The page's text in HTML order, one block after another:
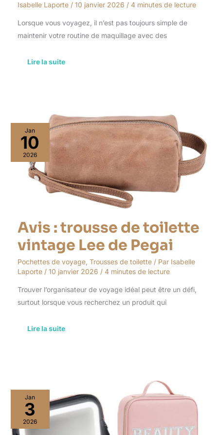
Isabelle Laporte / 10 janvier 2026 / 4 minutes de lecture
Lorsque vous voyagez, il n’est pas toujours simple de
maintenir votre routine de maquillage avec des
Lire la suite
Jan
10
2026
Avis : trousse de toilette
vintage Lee de Pegai
Pochettes de voyage, Trousses de toilette/ Par Isabelle
Laporte / 10 janvier 2026 / 4 minutes de lecture
Trouver l’organisateur de voyage idéal peut être un défi,
surtout lorsque vous recherchez un produit qui
Avis
:
trousse
de
toilette
vintage
Lee
Lire la suite
Jan
3
2026
Test
de
la
trousse
Aura